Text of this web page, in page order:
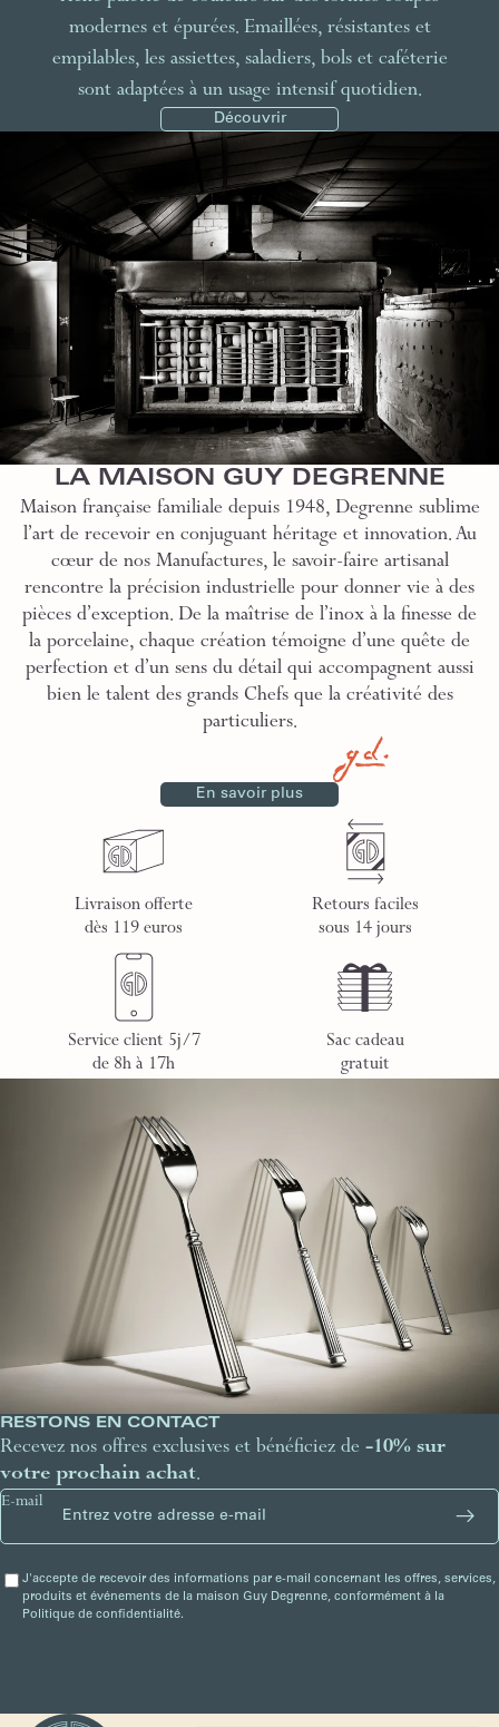
modernes et épurées. Emaillées, résistantes et
empilables, les assiettes, saladiers, bols et caféterie
sont adaptées à un usage intensif quotidien.
Découvrir
LA MAISON GUY DEGRENNE
Maison française familiale depuis 1948, Degrenne sublime
l’art de recevoir en conjuguant héritage et innovation. Au
cœur de nos Manufactures, le savoir-faire artisanal
rencontre la précision industrielle pour donner vie à des
pièces d’exception. De la maîtrise de l’inox à la finesse de
la porcelaine, chaque création témoigne d’une quête de
perfection et d’un sens du détail qui accompagnent aussi
bien le talent des grands Chefs que la créativité des
particuliers.
En savoir plus
Livraison offerte
dès 119 euros
Retours faciles
sous 14 jours
Service client 5j/7
de 8h à 17h
Sac cadeau
gratuit
RESTONS EN CONTACT
Recevez nos offres exclusives et bénéficiez de -10% sur
votre prochain achat.
E-mail
J'accepte de recevoir des informations par e-mail concernant les offres, services,
produits et événements de la maison Guy Degrenne, conformément à la
Politique de confidentialité.